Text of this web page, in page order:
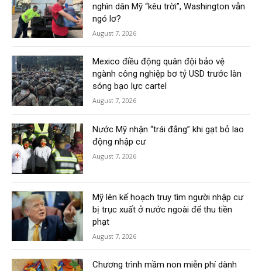
nghìn dân Mỹ “kêu trời”, Washington vẫn
ngó lơ?
August 7, 2026
Mexico điều động quân đội bảo vệ
ngành công nghiệp bơ tỷ USD trước làn
sóng bạo lực cartel
August 7, 2026
Nước Mỹ nhận “trái đắng” khi gạt bỏ lao
động nhập cư
August 7, 2026
Mỹ lên kế hoạch truy tìm người nhập cư
bị trục xuất ở nước ngoài để thu tiền
phạt
August 7, 2026
Chương trình mầm non miễn phí dành